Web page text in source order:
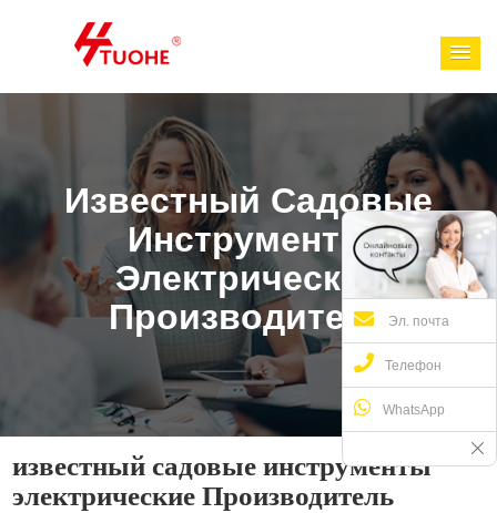
Известный Садовые
Инструменты
Электрические
Производитель
известный садовые инструменты
электрические Производитель
Эл. почта
Телефон
WhatsApp